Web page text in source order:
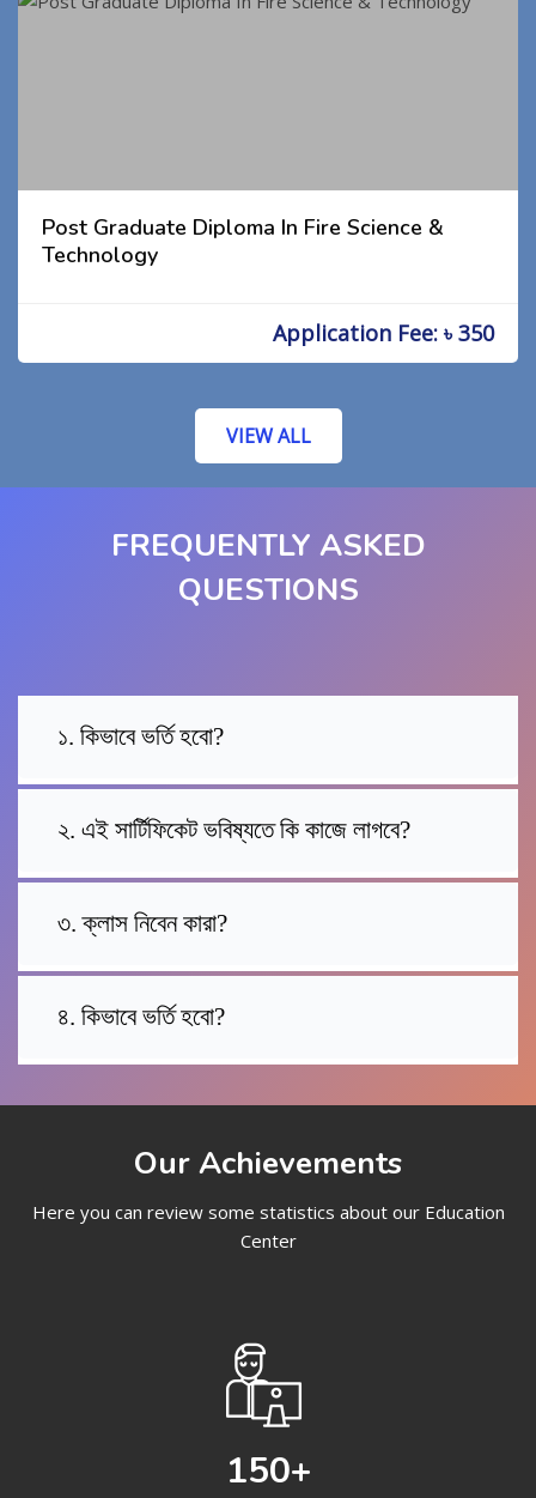
Post Graduate Diploma In Fire Science &
Technology
Application Fee: ৳ 350
VIEW ALL
FREQUENTLY ASKED
QUESTIONS
১. কিভাবে ভর্তি হবো?
২. এই সার্টিফিকেট ভবিষ্যতে কি কাজে লাগবে?
৩. ক্লাস নিবেন কারা?
৪. কিভাবে ভর্তি হবো?
Our Achievements
Here you can review some statistics about our Education
Center
150+